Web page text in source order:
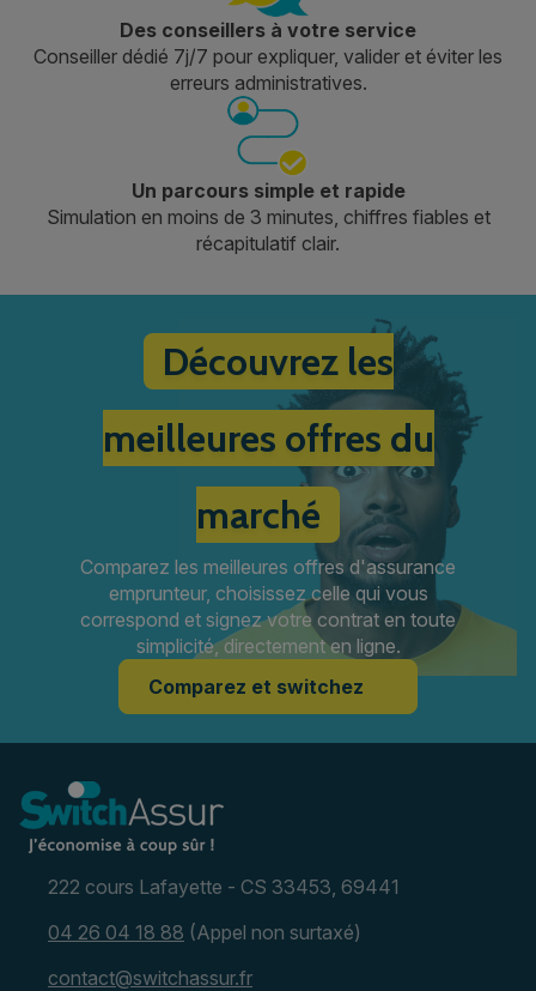
Des conseillers à votre service
Conseiller dédié 7j/7 pour expliquer, valider et éviter les
erreurs administratives.
Un parcours simple et rapide
Simulation en moins de 3 minutes, chiffres fiables et
récapitulatif clair.
Découvrez les
meilleures offres du
marché
Comparez les meilleures offres d'assurance
emprunteur, choisissez celle qui vous
correspond et signez votre contrat en toute
simplicité, directement en ligne.
Comparez et switchez
222 cours Lafayette - CS 33453, 69441
04 26 04 18 88 (Appel non surtaxé)
contact@switchassur.fr